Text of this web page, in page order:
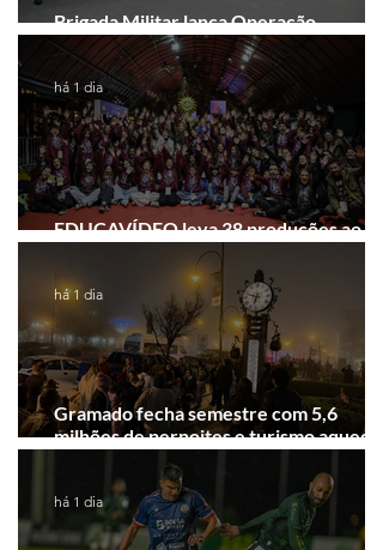
Brigada Militar lança Operação
Convergência na Região das Hortênsias
EDUCAVÍDEO leva 38 produções ao
Festival de Cinema de Gramado
há 1 dia
Gramado fecha semestre com 5,6
milhões de pernoites e turismo
Junho desponta!
há 1 dia
há 1 dia